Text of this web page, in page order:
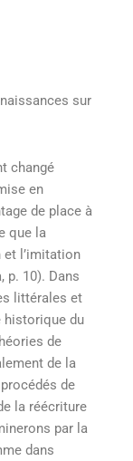
sur
changé
en
de place à
que la
et l’imitation
p. 10). Dans
littérales et
historique du
de
de la
de
la réécriture
par la
dans